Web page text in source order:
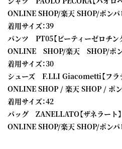
ONLINE SHOP/楽天 SHOP/ポン
着用サイズ：39
パンツ PT05【ピーティーゼロチン
ONLINE SHOP/楽天 SHOP/ポ
着用サイズ：30
シューズ F.LLI Giacometti【フラ
ONLINE SHOP / 楽天 SHOP / ポ
着用サイズ：42
バッグ ZANELLATO【ザネラート】
ONLINE SHOP/楽天 SHOP/ポン